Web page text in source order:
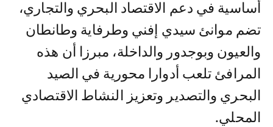
أساسية في دعم الاقتصاد البحري والتجاري،
تضم موانئ سيدي إفني وطرفاية وطانطان
والعيون وبوجدور والداخلة، مبرزا أن هذه
المرافئ تلعب أدوارا محورية في الصيد
البحري والتصدير وتعزيز النشاط الاقتصادي
المحلي.